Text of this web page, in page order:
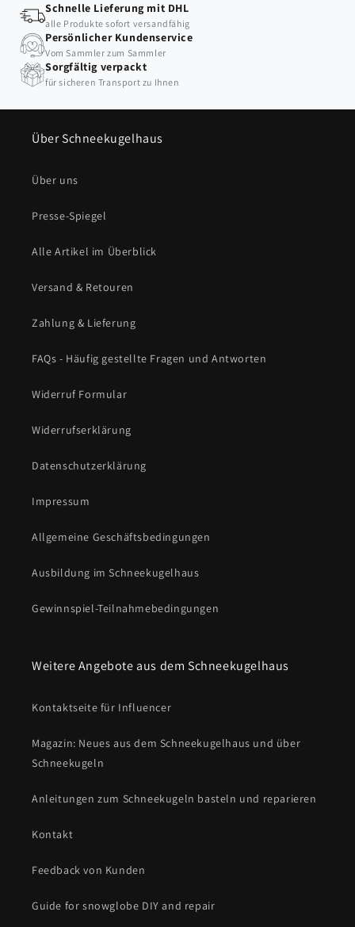
Schnelle Lieferung mit DHL
alle Produkte sofort versandfähig
Persönlicher Kundenservice
Vom Sammler zum Sammler
Sorgfältig verpackt
für sicheren Transport zu Ihnen
Über Schneekugelhaus
Über uns
Presse-Spiegel
Alle Artikel im Überblick
Versand & Retouren
Zahlung & Lieferung
FAQs - Häufig gestellte Fragen und Antworten
Widerruf Formular
Widerrufserklärung
Datenschutzerklärung
Impressum
Allgemeine Geschäftsbedingungen
Ausbildung im Schneekugelhaus
Gewinnspiel-Teilnahmebedingungen
Weitere Angebote aus dem Schneekugelhaus
Kontaktseite für Influencer
Magazin: Neues aus dem Schneekugelhaus und über
Schneekugeln
Anleitungen zum Schneekugeln basteln und reparieren
Kontakt
Feedback von Kunden
Guide for snowglobe DIY and repair